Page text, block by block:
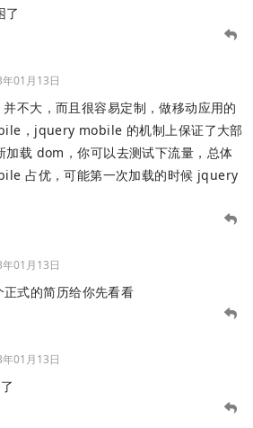
了
01月13日
不大，而且很容易定制，做移动应用的
，jquery mobile 的机制上保证了大部
加载 dom，你可以去测试下流量，总体
占优，可能第一次加载的时候 jquery
01月13日
正式的简历给你先看看
01月13日